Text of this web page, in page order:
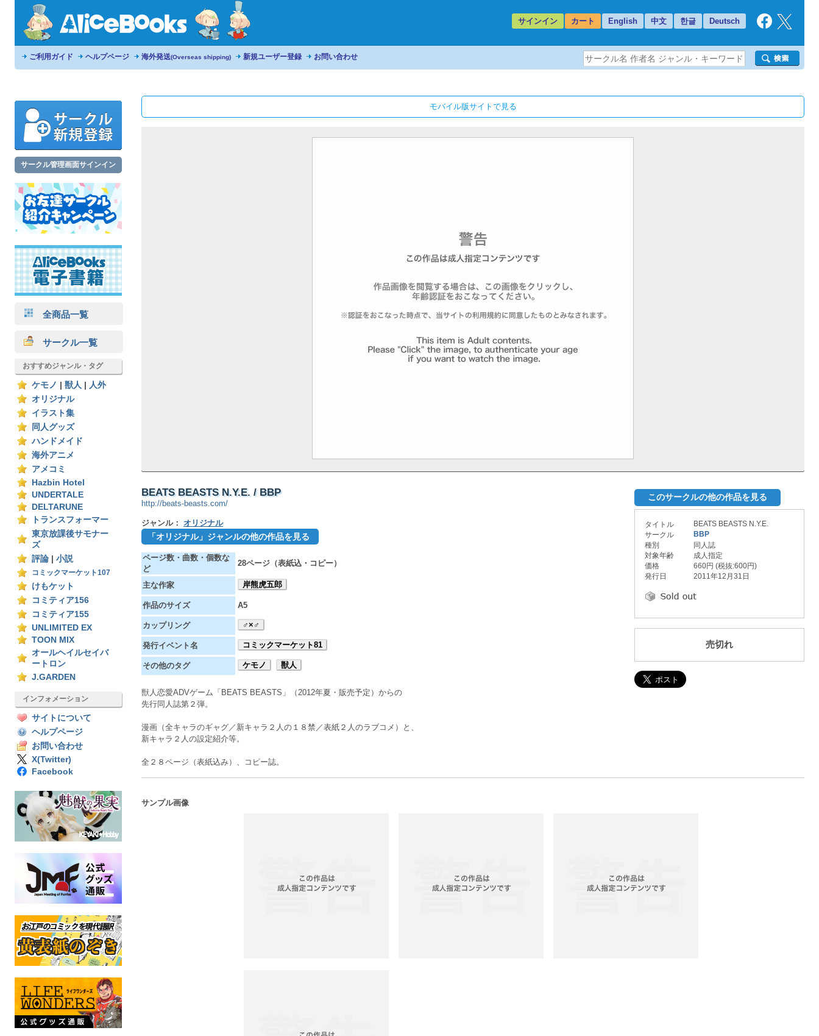
サインイン カート English 中文 한글 Deutsch
ご利用ガイド ヘルプページ 海外発送(Overseas shipping) 新規ユーザー登録 お問い合わせ
サークル管理画面サインイン
全商品一覧
サークル一覧
おすすめジャンル・タグ
ケモノ 獣人
人外
オリジナル
イラスト集
同人グッズ
ハンドメイド
海外アニメ
アメコミ
Hazbin Hotel
UNDERTALE
DELTARUNE
トランスフォーマー
東京放課後サモナー
ズ
評論
小説
コミックマーケット107
けもケット
コミティア156
コミティア155
UNLIMITED EX
TOON MIX
オールヘイルセイバ
ートロン
J.GARDEN
インフォメーション
サイトについて
ヘルプページ
お問い合わせ
X(Twitter)
Facebook
モバイル版サイトで見る
BEATS BEASTS N.Y.E. / BBP
http://beats-beasts.com/
ジャンル： オリジナル
「オリジナル」ジャンルの他の作品を見る
ページ数・曲数・個数な
ど
28ページ（表紙込・コピー）
主な作家 岸熊虎五郎
作品のサイズ A5
カップリング ♂×♂
発行イベント名 コミックマーケット81
その他のタグ ケモノ 獣人
獣人恋愛ADVゲーム「BEATS BEASTS」（2012年夏・販売予定）からの
先行同人誌第２弾。
漫画（全キャラのギャグ／新キャラ２人の１８禁／表紙２人のラブコメ）と、
新キャラ２人の設定紹介等。
全２８ページ（表紙込み）、コピー誌。
このサークルの他の作品を見る
タイトル
BEATS BEASTS N.Y.E.
サークル
BBP
種別
同人誌
対象年齢
成人指定
価格
660円 (税抜:600円)
発行日
2011年12月31日
売切れ
サンプル画像